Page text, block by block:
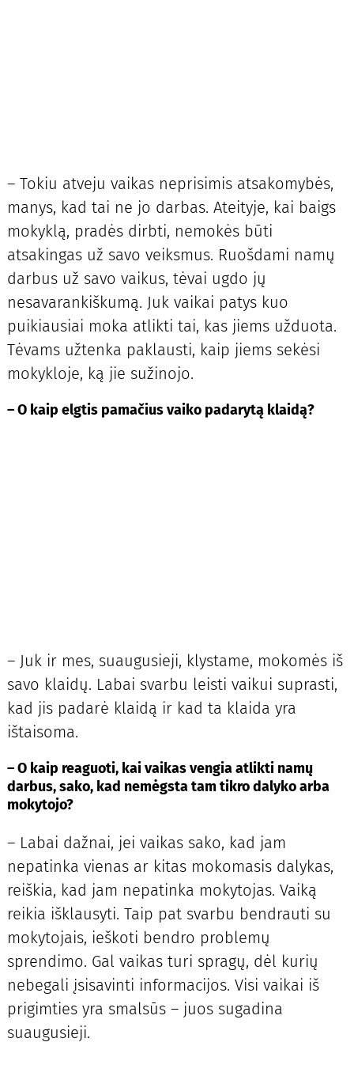
– Tokiu atveju vaikas neprisimis atsakomybės,
manys, kad tai ne jo darbas. Ateityje, kai baigs
mokyklą, pradės dirbti, nemokės būti
atsakingas už savo veiksmus. Ruošdami namų
darbus už savo vaikus, tėvai ugdo jų
nesavarankiškumą. Juk vaikai patys kuo
puikiausiai moka atlikti tai, kas jiems užduota.
Tėvams užtenka paklausti, kaip jiems sekėsi
mokykloje, ką jie sužinojo.
– O kaip elgtis pamačius vaiko padarytą klaidą?
– Juk ir mes, suaugusieji, klystame, mokomės iš
savo klaidų. Labai svarbu leisti vaikui suprasti,
kad jis padarė klaidą ir kad ta klaida yra
ištaisoma.
– O kaip reaguoti, kai vaikas vengia atlikti namų
darbus, sako, kad nemėgsta tam tikro dalyko arba
mokytojo?
– Labai dažnai, jei vaikas sako, kad jam
nepatinka vienas ar kitas mokomasis dalykas,
reiškia, kad jam nepatinka mokytojas. Vaiką
reikia išklausyti. Taip pat svarbu bendrauti su
mokytojais, ieškoti bendro problemų
sprendimo. Gal vaikas turi spragų, dėl kurių
nebegali įsisavinti informacijos. Visi vaikai iš
prigimties yra smalsūs – juos sugadina
suaugusieji.